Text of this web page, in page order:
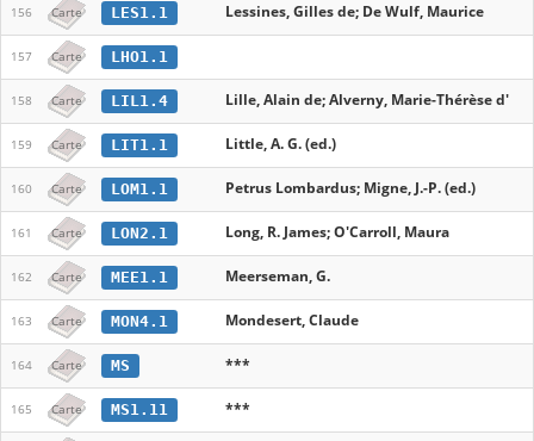
156 Carte LES1.1 Lessines, Gilles de; De Wulf, Maurice
157 Carte LHO1.1
158 Carte LIL1.4 Lille, Alain de; Alverny, Marie-Thérèse d'
159 Carte LIT1.1 Little, A. G. (ed.)
160 Carte LOM1.1 Petrus Lombardus; Migne, J.-P. (ed.)
161 Carte LON2.1 Long, R. James; O'Carroll, Maura
162 Carte MEE1.1 Meerseman, G.
163 Carte MON4.1 Mondesert, Claude
164 Carte MS ***
165 Carte MS1.11 ***